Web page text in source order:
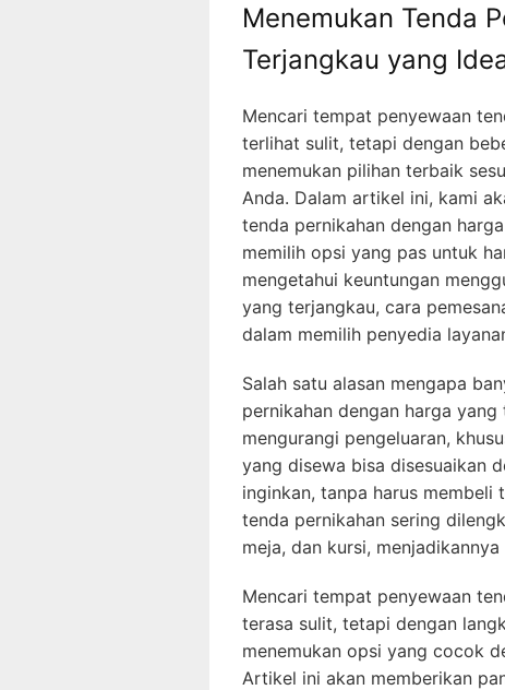
Menemukan Tenda
Terjangkau yang
Mencari tempat penyewaan
terlihat sulit, tetapi dengan
menemukan pilihan terbaik
Anda. Dalam artikel ini, kami
tenda pernikahan dengan
memilih opsi yang pas untuk
mengetahui keuntungan
yang terjangkau, cara
dalam memilih penyedia
Salah satu alasan mengapa
pernikahan dengan harga
mengurangi pengeluaran,
yang disewa bisa disesuaikan
inginkan, tanpa harus membeli
tenda pernikahan sering
meja, dan kursi,
Mencari tempat penyewaan
terasa sulit, tetapi dengan
menemukan opsi yang cocok
Artikel ini akan memberikan